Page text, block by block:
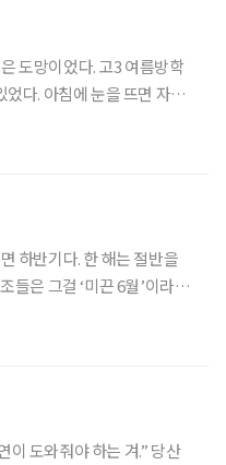
도망이었다. 고3 여름방학
었다. 아침에 눈을 뜨면 자연
하반기다. 한 해는 절반을
이 도와줘야 하는 겨.” 당산